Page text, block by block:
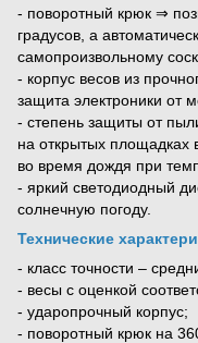
- поворотный крюк ⇒
градусов, а
самопроизвольному
- корпус весов из
защита электроники от
- степень защиты от
на открытых площадках
во время дождя при
- яркий светодиодный
солнечную погоду.
Технические
- класс точности –
- весы с оценкой
- ударопрочный корпус;
- поворотный крюк на